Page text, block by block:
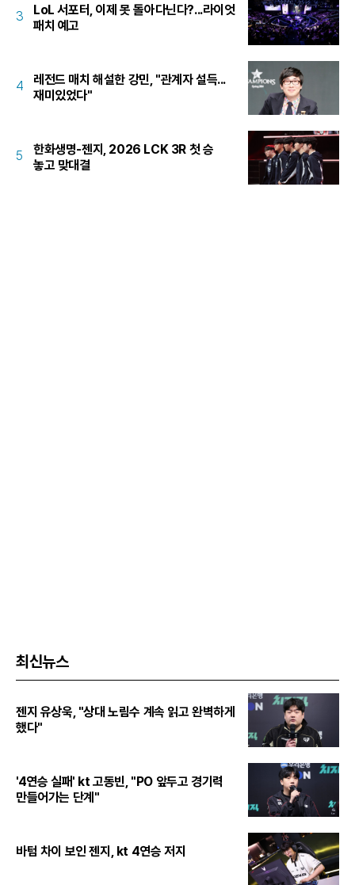
3
LoL 서포터, 이제 못 돌아다닌다?...라이엇
패치 예고
4
레전드 매치 해설한 강민, "관계자 설득...
재미있었다"
5
한화생명-젠지, 2026 LCK 3R 첫 승
놓고 맞대결
최신뉴스
젠지 유상욱, "상대 노림수 계속 읽고 완벽하게
했다"
'4연승 실패' kt 고동빈, "PO 앞두고 경기력
만들어가는 단계"
바텀 차이 보인 젠지, kt 4연승 저지